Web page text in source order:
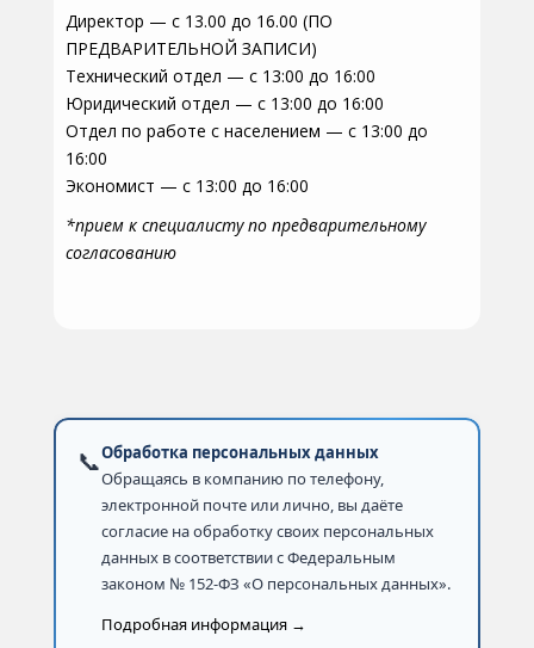
Директор — с 13.00 до 16.00 (ПО
ПРЕДВАРИТЕЛЬНОЙ ЗАПИСИ)
Технический отдел — с 13:00 до 16:00
Юридический отдел — с 13:00 до 16:00
Отдел по работе с населением — с 13:00 до
16:00
Экономист — с 13:00 до 16:00
*прием к специалисту по предварительному
согласованию
📞Обработка персональных данных
Обращаясь в компанию по телефону,
электронной почте или лично, вы даёте
согласие на обработку своих персональных
данных в соответствии с Федеральным
законом № 152-ФЗ «О персональных данных».
Подробная информация →